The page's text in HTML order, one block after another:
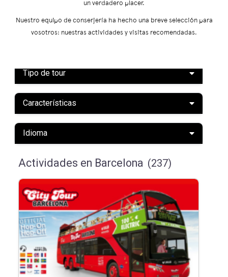
un verdadero placer.
Nuestro equipo de conserjería ha hecho una breve selección para
vosotros: nuestras actividades y visitas recomendadas.